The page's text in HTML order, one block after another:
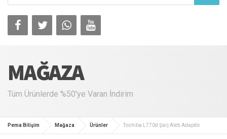
MAĞAZA
Tüm Ürünlerde %50'ye Varan İndirim
Pema Bilişim Mağaza Ürünler Toshiba L770d Şarj Aleti Adaptör